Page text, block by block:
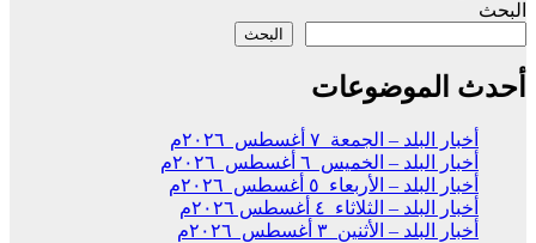
البحث
البحث
أحدث الموضوعات
أخبار البلد – الجمعة ٧ أغسطس ٢٠٢٦م
أخبار البلد – الخميس ٦ أغسطس ٢٠٢٦م
أخبار البلد – الأربعاء ٥ أغسطس ٢٠٢٦م
أخبار البلد – الثلاثاء ٤ أغسطس ٢٠٢٦م
أخبار البلد – الأثنين ٣ أغسطس ٢٠٢٦م